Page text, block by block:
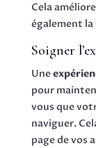
Cela
également la
Soigner
Une
pour
vous que
naviguer.
page de vos